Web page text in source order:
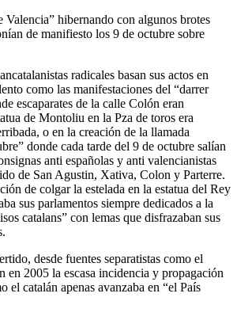
Valencia” hibernando con algunos brotes
de manifiesto los 9 de octubre sobre
radicales basan sus actos en
como las manifestaciones del “darrer
escaparates de la calle Colón eran
de Montoliu en la Pza de toros era
o en la creación de la llamada
donde cada tarde del 9 de octubre salían
anti españolas y anti valencianistas
de San Agustin, Xativa, Colon y Parterre.
de colgar la estelada en la estatua del Rey
sus parlamentos siempre dedicados a la
catalans” con lemas que disfrazaban sus
desde fuentes separatistas como el
en 2005 la escasa incidencia y propagación
el catalán apenas avanzaba en “el País